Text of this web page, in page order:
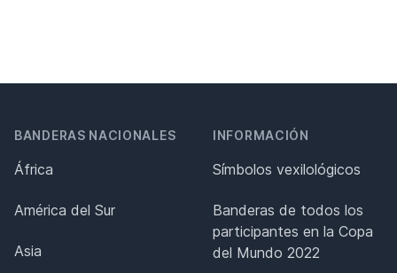
BANDERAS NACIONALES
África
América del Sur
Asia
INFORMACIÓN
Símbolos vexilológicos
Banderas de todos los
participantes en la Copa
del Mundo 2022